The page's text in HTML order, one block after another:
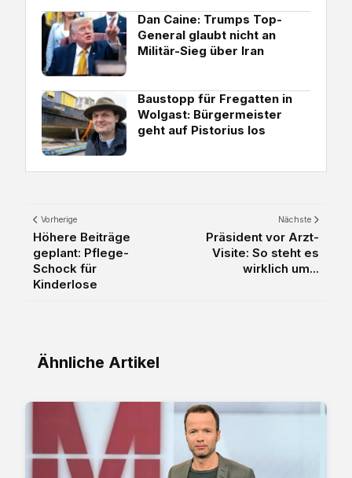
Dan Caine: Trumps Top-
General glaubt nicht an
Militär-Sieg über Iran
Baustopp für Fregatten in
Wolgast: Bürgermeister
geht auf Pistorius los
Vorherige
Höhere Beiträge
geplant: Pflege-
Schock für
Kinderlose
Nächste
Präsident vor Arzt-
Visite: So steht es
wirklich um...
Ähnliche Artikel